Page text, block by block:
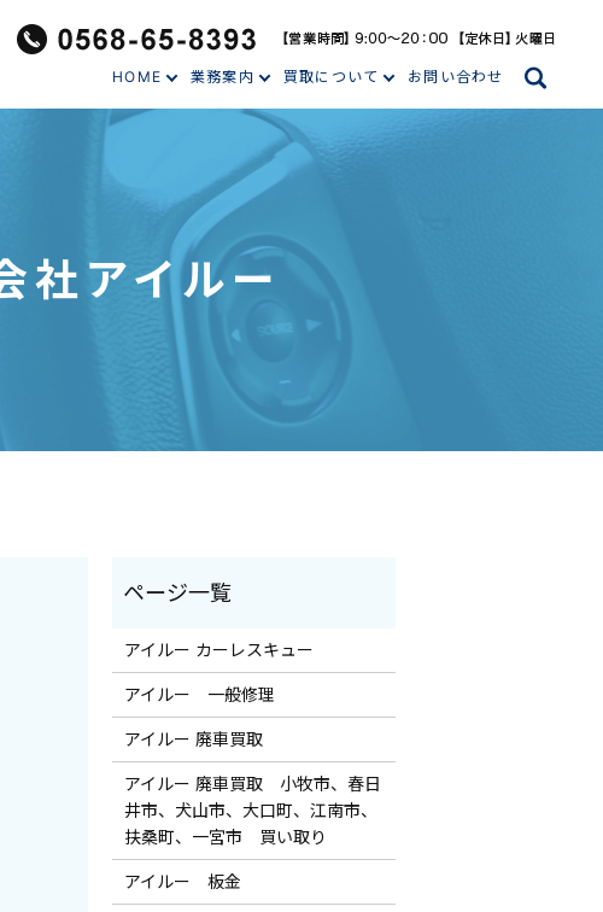
HOME 業務案内 買取について お問い合わせ search
アイルー
アイルー カーレスキュー
アイルー 一般修理
アイルー 廃車買取
アイルー 廃車買取 小牧市、春日
井市、犬山市、大口町、江南市、
扶桑町、一宮市 買い取り
アイルー 板金